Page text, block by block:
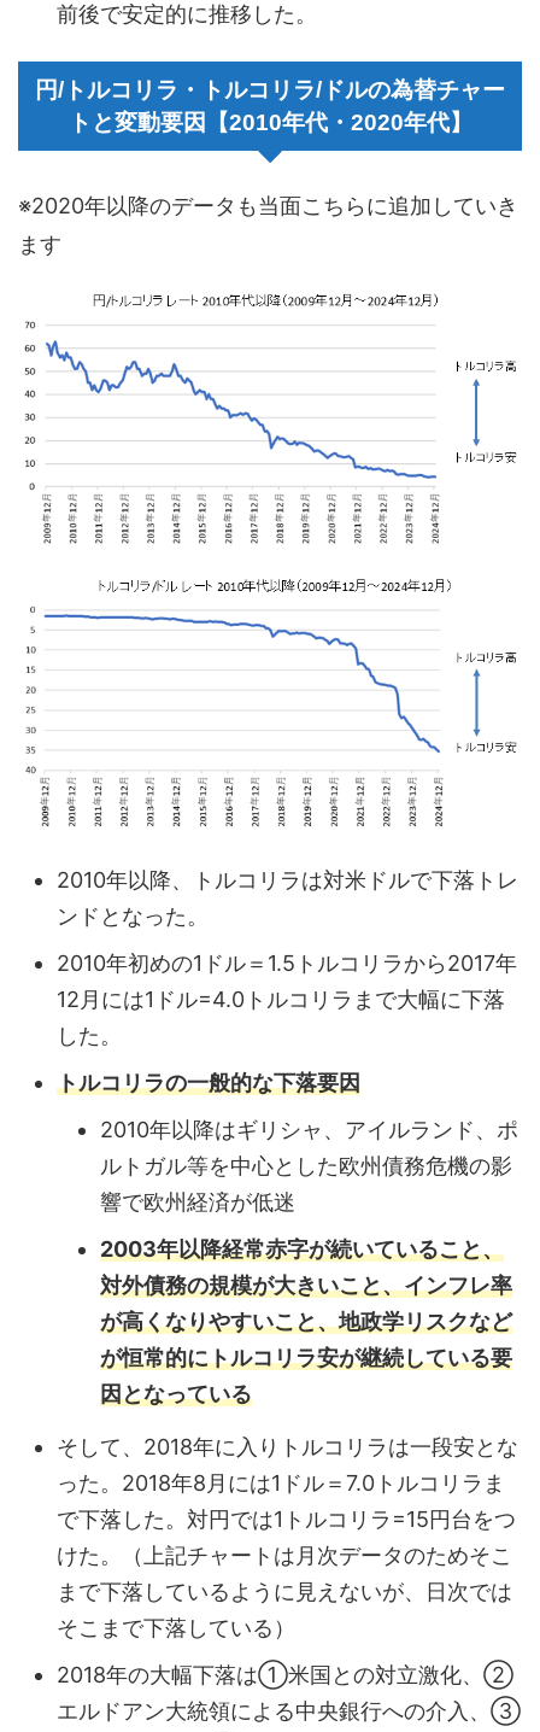
前後で安定的に推移した。
円/トルコリラ・トルコリラ/ドルの為替チャー
トと変動要因【2010年代・2020年代】
※2020年以降のデータも当面こちらに追加していき
ます
2010年以降、トルコリラは対米ドルで下落トレ
ンドとなった。
2010年初めの1ドル＝1.5トルコリラから2017年
12月には1ドル=4.0トルコリラまで大幅に下落
した。
トルコリラの一般的な下落要因
2010年以降はギリシャ、アイルランド、ポ
ルトガル等を中心とした欧州債務危機の影
響で欧州経済が低迷
2003年以降経常赤字が続いていること、
対外債務の規模が大きいこと、インフレ率
が高くなりやすいこと、地政学リスクなど
が恒常的にトルコリラ安が継続している要
因となっている
そして、2018年に入りトルコリラは一段安とな
った。2018年8月には1ドル＝7.0トルコリラま
で下落した。対円では1トルコリラ=15円台をつ
けた。（上記チャートは月次データのためそこ
まで下落しているように見えないが、日次では
そこまで下落している）
2018年の大幅下落は①米国との対立激化、②
エルドアン大統領による中央銀行への介入、③